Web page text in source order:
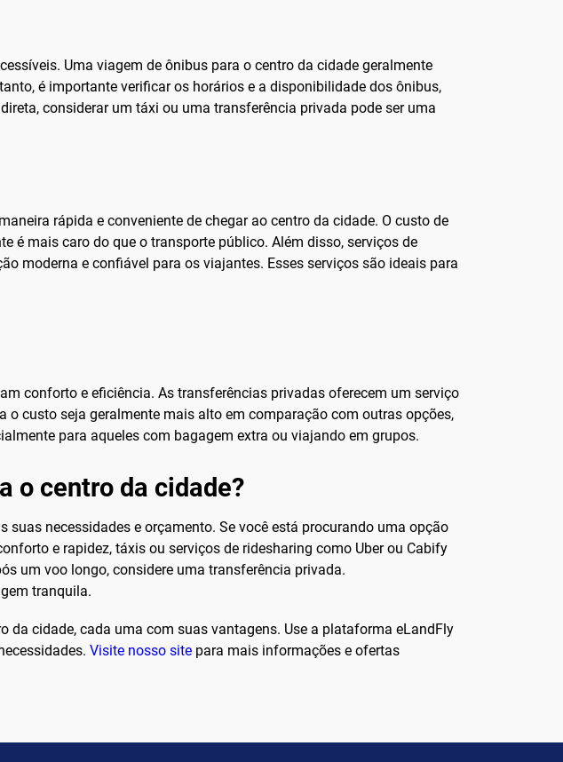
Uma viagem de ônibus para o centro da cidade geralmente
é importante verificar os horários e a disponibilidade dos ônibus,
considerar um táxi ou uma transferência privada pode ser uma
rápida e conveniente de chegar ao centro da cidade. O custo de
é mais caro do que o transporte público. Além disso, serviços de
moderna e confiável para os viajantes. Esses serviços são ideais para
conforto e eficiência. As transferências privadas oferecem um serviço
o custo seja geralmente mais alto em comparação com outras opções,
para aqueles com bagagem extra ou viajando em grupos.
o centro da cidade?
necessidades e orçamento. Se você está procurando uma opção
e rapidez, táxis ou serviços de ridesharing como Uber ou Cabify
um voo longo, considere uma transferência privada.
tranquila.
da cidade, cada uma com suas vantagens. Use a plataforma eLandFly
Visite nosso site para mais informações e ofertas